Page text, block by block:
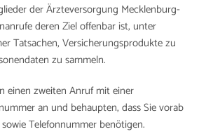
der Ärzteversorgung Mecklenburg-
deren Ziel offenbar ist, unter
Tatsachen, Versicherungsprodukte zu
zu sammeln.
einen zweiten Anruf mit einer
an und behaupten, dass Sie vorab
Telefonnummer benötigen.